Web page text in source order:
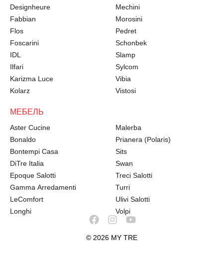
© 2026 MY TRE
Designheure
Fabbian
Flos
Foscarini
IDL
Ilfari
Karizma Luce
Kolarz
Mechini
Morosini
Pedret
Schonbek
Slamp
Sylcom
Vibia
Vistosi
МЕБЕЛЬ
Aster Cucine
Bonaldo
Bontempi Casa
DiTre Italia
Epoque Salotti
Gamma Arredamenti
LeComfort
Longhi
Malerba
Prianera (Polaris)
Sits
Swan
Treci Salotti
Turri
Ulivi Salotti
Volpi